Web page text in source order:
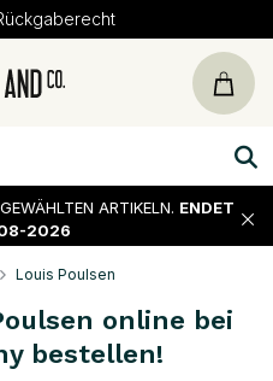
ARTIKELN. ENDET
2026
Louis Poulsen
online bei
bestellen!